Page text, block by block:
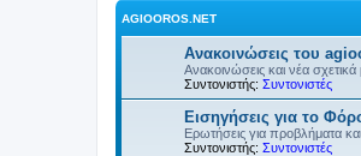
AGIOOROS.NET
Ανακοινώσεις του
Ανακοινώσεις και νέα σχετικά
Συντονιστής: Συντονιστές
Εισηγήσεις για το
Ερωτήσεις για προβλήματα
Συντονιστής: Συντονιστές